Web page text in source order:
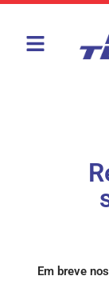
Em breve